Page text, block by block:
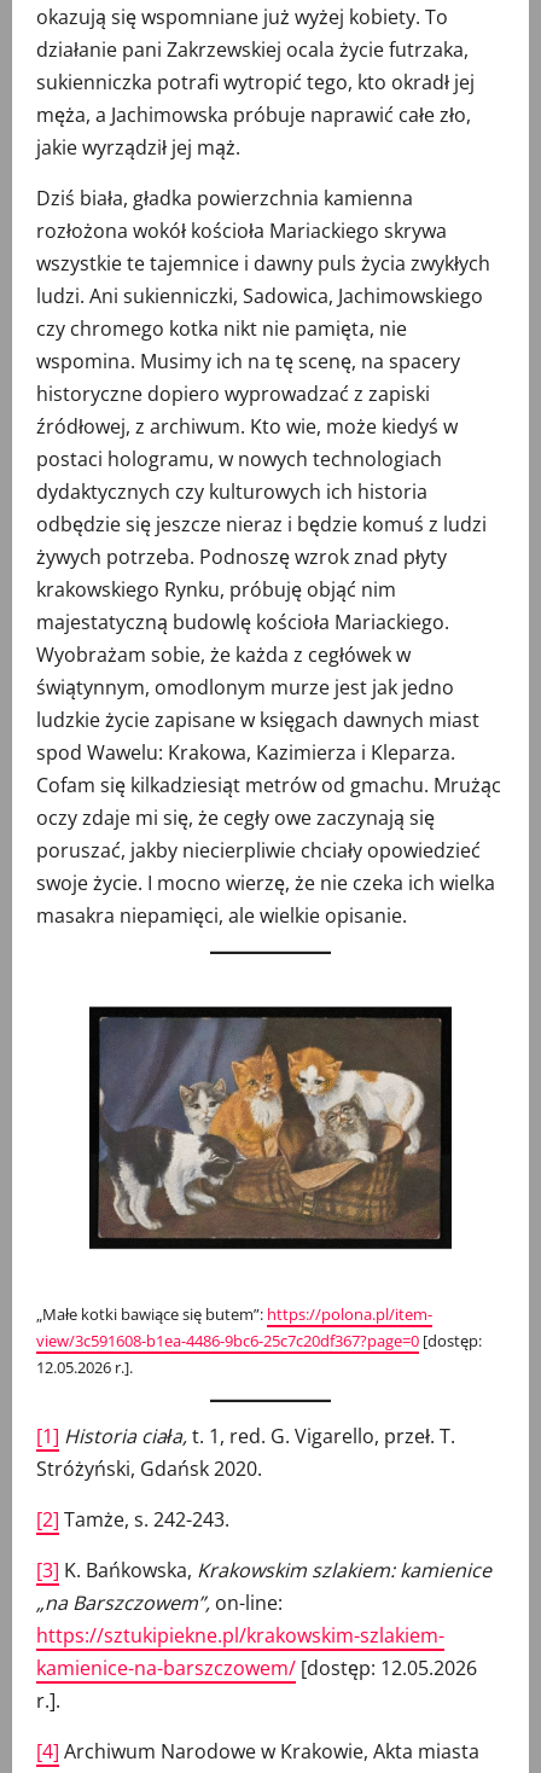
okazują się wspomniane już wyżej kobiety. To
działanie pani Zakrzewskiej ocala życie futrzaka,
sukienniczka potrafi wytropić tego, kto okradł jej
męża, a Jachimowska próbuje naprawić całe zło,
jakie wyrządził jej mąż.
Dziś biała, gładka powierzchnia kamienna
rozłożona wokół kościoła Mariackiego skrywa
wszystkie te tajemnice i dawny puls życia zwykłych
ludzi. Ani sukienniczki, Sadowica, Jachimowskiego
czy chromego kotka nikt nie pamięta, nie
wspomina. Musimy ich na tę scenę, na spacery
historyczne dopiero wyprowadzać z zapiski
źródłowej, z archiwum. Kto wie, może kiedyś w
postaci hologramu, w nowych technologiach
dydaktycznych czy kulturowych ich historia
odbędzie się jeszcze nieraz i będzie komuś z ludzi
żywych potrzeba. Podnoszę wzrok znad płyty
krakowskiego Rynku, próbuję objąć nim
majestatyczną budowlę kościoła Mariackiego.
Wyobrażam sobie, że każda z cegłówek w
świątynnym, omodlonym murze jest jak jedno
ludzkie życie zapisane w księgach dawnych miast
spod Wawelu: Krakowa, Kazimierza i Kleparza.
Cofam się kilkadziesiąt metrów od gmachu. Mrużąc
oczy zdaje mi się, że cegły owe zaczynają się
poruszać, jakby niecierpliwie chciały opowiedzieć
swoje życie. I mocno wierzę, że nie czeka ich wielka
masakra niepamięci, ale wielkie opisanie.
„Małe kotki bawiące się butem”: https://polona.pl/item-
view/3c591608-b1ea-4486-9bc6-25c7c20df367?page=0 [dostęp:
12.05.2026 r.].
[1] Historia ciała,t. 1, red. G. Vigarello, przeł. T.
Stróżyński, Gdańsk 2020.
[2] Tamże, s. 242-243.
[3] K. Bańkowska, Krakowskim szlakiem: kamienice
„na Barszczowem”, on-line:
https://sztukipiekne.pl/krakowskim-szlakiem-
kamienice-na-barszczowem/ [dostęp: 12.05.2026
r.].
[4] Archiwum Narodowe w Krakowie, Akta miasta